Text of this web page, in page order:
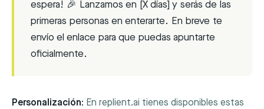
espera! 🎉 Lanzamos en [X días] y serás de las
primeras personas en enterarte. En breve te
envío el enlace para que puedas apuntarte
oficialmente.
Personalización: En replient.ai tienes disponibles estas